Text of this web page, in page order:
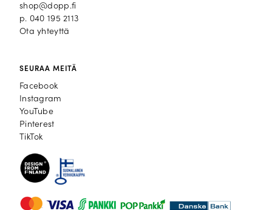
shop@dopp.fi
p. 040 195 2113
Ota yhteyttä
SEURAA MEITÄ
Facebook
Facebook
Instagram
Instagram
YouTube
YouTube
Pinterest
Pinterest
TikTok
TikTok